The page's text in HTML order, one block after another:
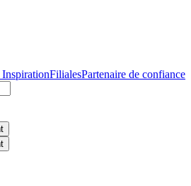
FilialesPartenaire de confiance